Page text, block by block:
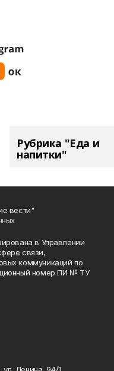
Рубрика "Еда и
напитки"
вести"
в Управлении
связи,
коммуникаций по
номер ПИ № ТУ